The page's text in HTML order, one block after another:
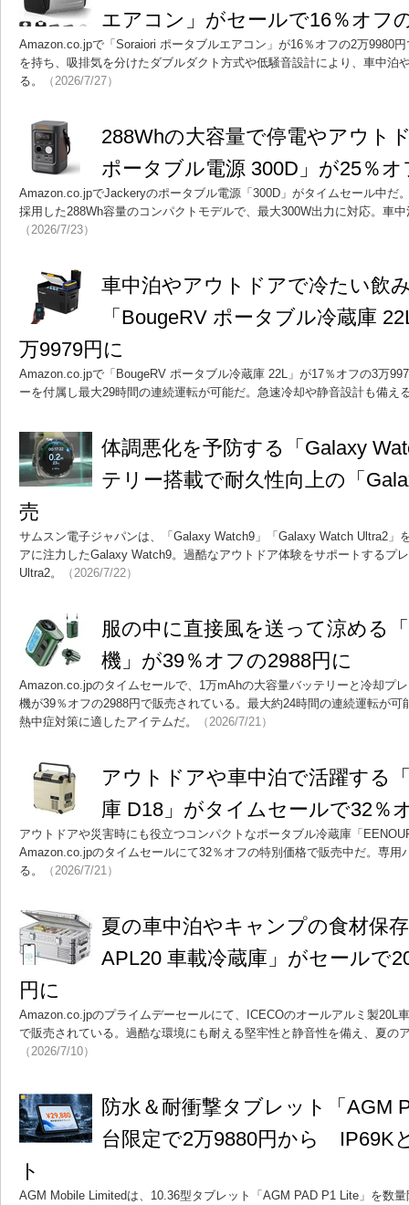
エアコン」がセールで16％オフ
Amazon.co.jpで「Soraiori ポータブルエアコン」が16％オフの2万9980
を持ち、吸排気を分けたダブルダクト方式や低騒音設計により、車中泊
る。
（2026/7/27）
288Whの大容量で停電やアウト
ポータブル電源 300D」が25％
Amazon.co.jpでJackeryのポータブル電源「300D」がタイムセール中だ
採用した288Wh容量のコンパクトモデルで、最大300W出力に対応。車
（2026/7/23）
車中泊やアウトドアで冷たい飲
「BougeRV ポータブル冷蔵庫
万9979円に
Amazon.co.jpで「BougeRV ポータブル冷蔵庫 22L」が17％オフの3万
ーを付属し最大29時間の連続運転が可能だ。急速冷却や静音設計も備え
体調悪化を予防する「Galaxy
テリー搭載で耐久性向上の「
売
サムスン電子ジャパンは、「Galaxy Watch9」「Galaxy Watch Ultra2」
アに注力したGalaxy Watch9。過酷なアウトドア体験をサポートするプ
Ultra2。
（2026/7/22）
服の中に直接風を送って涼める
機」が39％オフの2988円に
Amazon.co.jpのタイムセールで、1万mAhの大容量バッテリーと冷却プ
機が39％オフの2988円で販売されている。最大約24時間の連続運転が
熱中症対策に適したアイテムだ。
（2026/7/21）
アウトドアや車中泊で活躍する
庫 D18」がタイムセールで32％
アウトドアや災害時にも役立つコンパクトなポータブル冷蔵庫「
Amazon.co.jpのタイムセールにて32％オフの特別価格で販売中だ。専用
る。
（2026/7/21）
夏の車中泊やキャンプの食材保
APL20 車載冷蔵庫」がセールで
円に
Amazon.co.jpのプライムデーセールにて、ICECOのオールアルミ製20L
で販売されている。過酷な環境にも耐える堅牢性と静音性を備え、夏の
（2026/7/10）
防水＆耐衝撃タブレット「AGM
台限定で2万9880円から IP69K
ト
AGM Mobile Limitedは、10.36型タブレット「AGM PAD P1 Lite」を数